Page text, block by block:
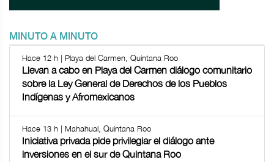
MINUTO A MINUTO
Hace 12 h | Playa del Carmen, Quintana Roo
Llevan a cabo en Playa del Carmen diálogo comunitario
sobre la Ley General de Derechos de los Pueblos
Indígenas y Afromexicanos
Hace 13 h | Mahahual, Quintana Roo
Iniciativa privada pide privilegiar el diálogo ante
inversiones en el sur de Quintana Roo